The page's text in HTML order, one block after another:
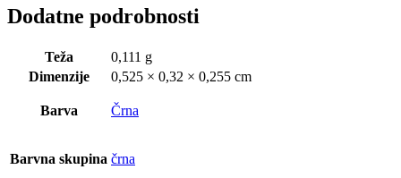
Dodatne podrobnosti
Teža
0,111 g
Dimenzije
0,525 × 0,32 × 0,255 cm
Barva Črna
Barvna skupina črna